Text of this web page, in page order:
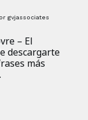
gvjassociates
– El
descargarte
más